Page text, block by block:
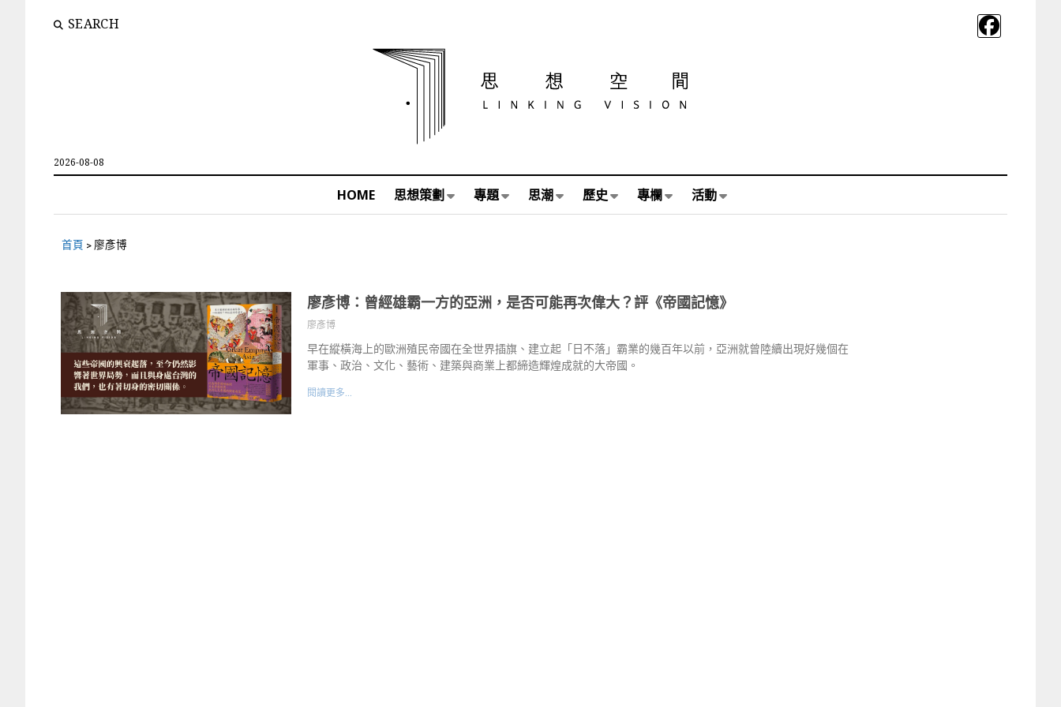
SEARCH
2026-08-08
HOME 思想策劃 專題 思潮 歷史 專欄 活動
首頁 > 廖彥博
廖彥博：曾經雄霸一方的亞洲，是否可能再次偉大？評《帝國記憶》
廖彥博
早在縱橫海上的歐洲殖民帝國在全世界插旗、建立起「日不落」霸業的幾百年以前，亞洲就曾陸續出現好幾個在
軍事、政治、文化、藝術、建築與商業上都締造輝煌成就的大帝國。
閱讀更多...